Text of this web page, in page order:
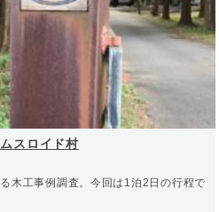
スロイド村
木工事例調査。今回は1泊2日の行程で